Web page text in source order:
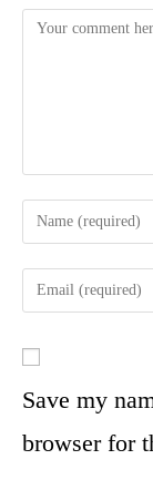
Save my
browser for